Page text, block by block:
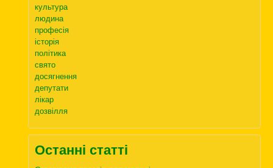
культура
людина
професія
історія
політика
свято
досягнення
депутати
лікар
дозвілля
Останні статті